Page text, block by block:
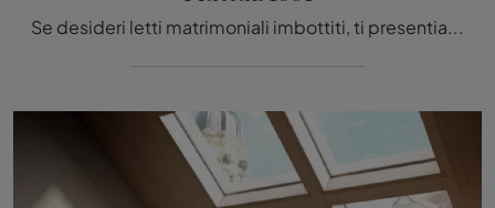
Se desideri letti matrimoniali imbottiti, ti presentiamo il modello Fluttua 1601 in tessuto per arricchire la camera da letto.